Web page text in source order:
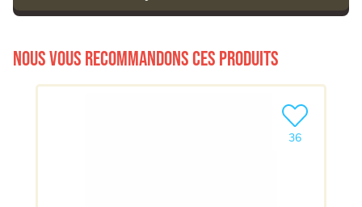
Nous vous recommandons ces produits
36
Ajouter le